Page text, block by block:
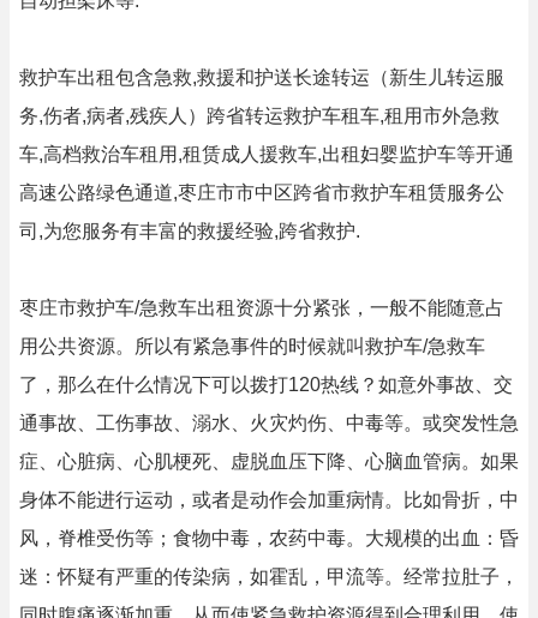
救护车出租包含急救,救援和护送长途转运（新生儿转运服
务,伤者,病者,残疾人）跨省转运救护车租车,租用市外急救
车,高档救治车租用,租赁成人援救车,出租妇婴监护车等开通
高速公路绿色通道,枣庄市市中区跨省市救护车租赁服务公
司,为您服务有丰富的救援经验,跨省救护.
枣庄市救护车/急救车出租资源十分紧张，一般不能随意占
用公共资源。所以有紧急事件的时候就叫救护车/急救车
了，那么在什么情况下可以拨打120热线？如意外事故、交
通事故、工伤事故、溺水、火灾灼伤、中毒等。或突发性急
症、心脏病、心肌梗死、虚脱血压下降、心脑血管病。如果
身体不能进行运动，或者是动作会加重病情。比如骨折，中
风，脊椎受伤等；食物中毒，农药中毒。大规模的出血：昏
迷：怀疑有严重的传染病，如霍乱，甲流等。经常拉肚子，